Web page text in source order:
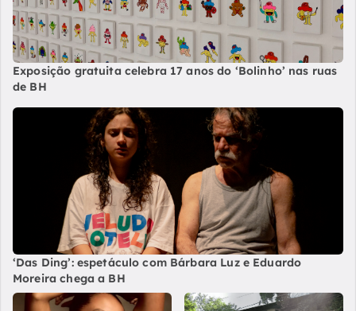
Exposição gratuita celebra 17 anos do ‘Bolinho’ nas ruas
de BH
‘Das Ding’: espetáculo com Bárbara Luz e Eduardo
Moreira chega a BH